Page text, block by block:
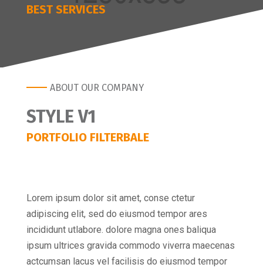
BEST SERVICES
ABOUT OUR COMPANY
STYLE V1
PORTFOLIO FILTERBALE
Lorem ipsum dolor sit amet, conse ctetur
adipiscing elit, sed do eiusmod tempor ares
incididunt utlabore. dolore magna ones baliqua
ipsum ultrices gravida commodo viverra maecenas
actcumsan lacus vel facilisis do eiusmod tempor